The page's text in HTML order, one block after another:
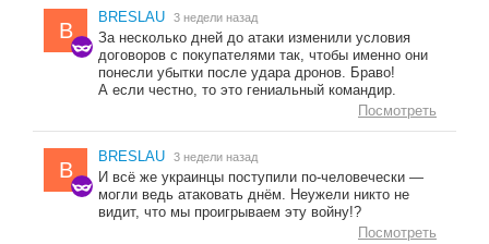
B
BRESLAU 3 недели назад
За несколько дней до атаки изменили условия
договоров с покупателями так, чтобы именно они
понесли убытки после удара дронов. Браво!
А если честно, то это гениальный командир.
Посмотреть
B
BRESLAU 3 недели назад
И всё же украинцы поступили по-человечески —
могли ведь атаковать днём. Неужели никто не
видит, что мы проигрываем эту войну!?
Посмотреть